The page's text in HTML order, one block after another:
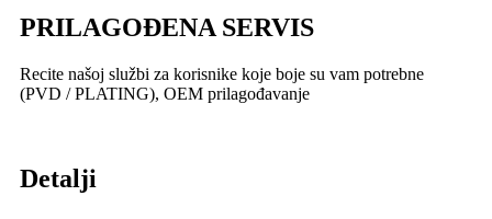
PRILAGOĐENA SERVIS
Recite našoj službi za korisnike koje boje su vam potrebne
(PVD / PLATING), OEM prilagođavanje
Detalji